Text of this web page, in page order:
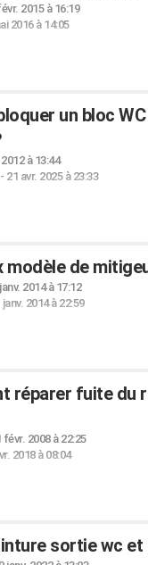
2015 à 16:19
2016 à 14:05
un bloc
à 13:44
21 avr. 2025 à 23:33
modèle de
2014 à 17:12
janv. 2014 à 22:59
réparer fuite du
févr. 2008 à 22:25
2018 à 08:04
sortie wc et